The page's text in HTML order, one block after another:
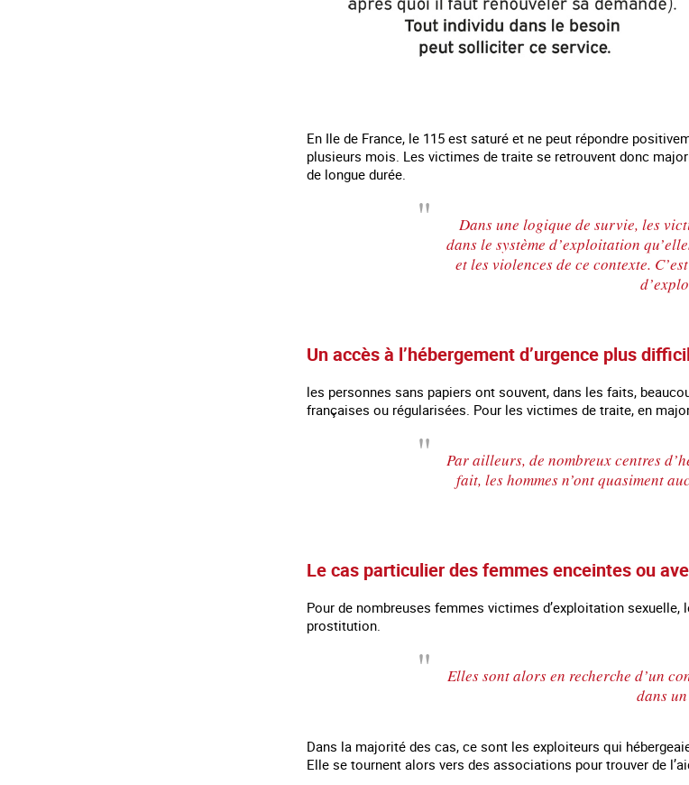
En Ile de France, le 115 est saturé et ne peut répondre
plusieurs mois. Les victimes de traite se retrouvent donc
de longue durée.
Dans une logique de survie, les
dans le système d’exploitation
et les violences de ce contexte.
Un accès à l’hébergement d’urgence plus
les personnes sans papiers ont souvent, dans les faits,
françaises ou régularisées. Pour les victimes de traite, en
Par ailleurs, de nombreux centres
fait, les hommes n’ont quasiment
Le cas particulier des femmes enceintes ou
Pour de nombreuses femmes victimes d’exploitation
prostitution.
Elles sont alors en recherche d’un
dans
Dans la majorité des cas, ce sont les exploiteurs qui
Elle se tournent alors vers des associations pour trouver de